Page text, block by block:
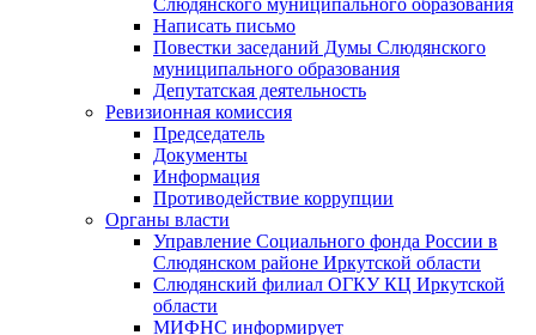
Слюдянского муниципального образования
Написать письмо
Повестки заседаний Думы Слюдянского
муниципального образования
Депутатская деятельность
Ревизионная комиссия
Председатель
Документы
Информация
Противодействие коррупции
Органы власти
Управление Социального фонда России в
Слюдянском районе Иркутской области
Слюдянский филиал ОГКУ КЦ Иркутской
области
МИФНС информирует